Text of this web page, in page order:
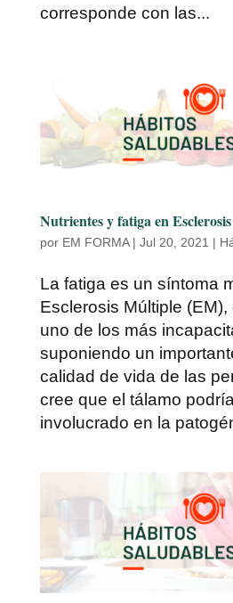
corresponde con las...
Nutrientes y fatiga en
por EM FORMA| Jul 20, 2021 |
La fatiga es un síntoma
Esclerosis Múltiple
uno de los más
suponiendo un
calidad de vida de las
cree que el tálamo
involucrado en la